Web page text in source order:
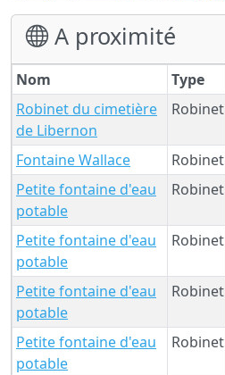
A proximité
Nom Type
Robinet du cimetière
de Libernon
Robinet
Fontaine Wallace Robinet
Petite fontaine d'eau
potable
Robinet
Petite fontaine d'eau
potable
Robinet
Petite fontaine d'eau
potable
Robinet
Petite fontaine d'eau
potable
Robinet